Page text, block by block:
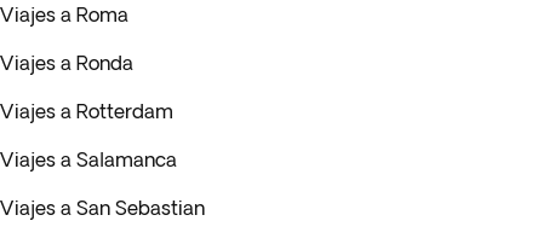
Viajes a Roma
Viajes a Ronda
Viajes a Rotterdam
Viajes a Salamanca
Viajes a San Sebastian